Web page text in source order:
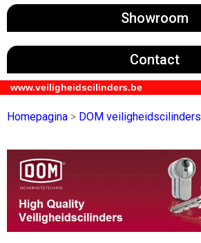
Showroom
Contact
www.veiligheidscilinders.be
Homepagina > DOM veiligheidscilinders